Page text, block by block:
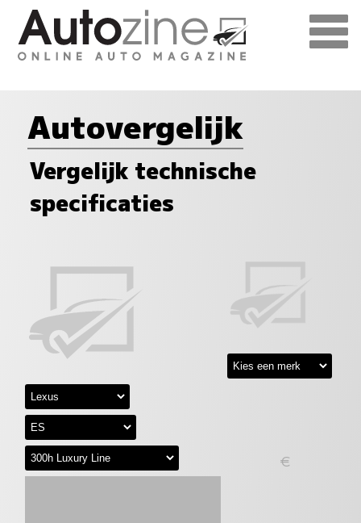
Autovergelijk
Vergelijk technische
specificaties
€